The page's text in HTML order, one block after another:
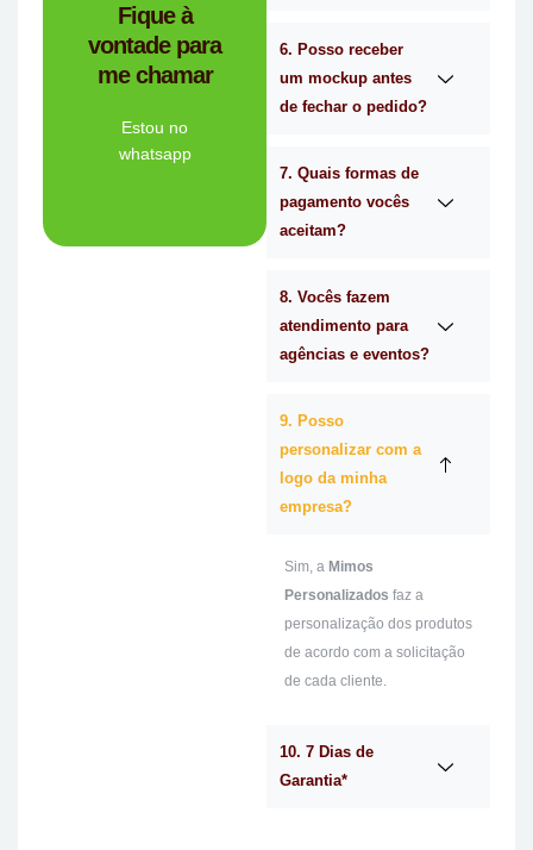
Fique à
vontade para
me chamar
Estou no
whatsapp
Tem dúvidas se a
Personalizado é a
empresa de
brindes certa para
6. Posso receber
um mockup antes
de fechar o pedido?
7. Quais formas de
pagamento vocês
aceitam?
8. Vocês fazem
atendimento para
agências e eventos?
9. Posso
personalizar com a
logo da minha
empresa?
Sim, a Mimos
Personalizados faz a
personalização dos produtos
de acordo com a solicitação
de cada cliente.
10. 7 Dias de
Garantia*